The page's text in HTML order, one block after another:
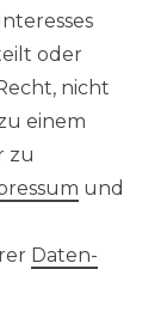
oder
nicht
einem
zu
und
Daten­